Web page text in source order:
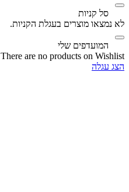
סל קניות‬
לא נמצאו מוצרים בעגלת הקניות.
המועדפים שלי
There are no products on Wishlist!
הצג עגלה